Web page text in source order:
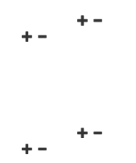
Navigationsmenü
Navigationsmenü